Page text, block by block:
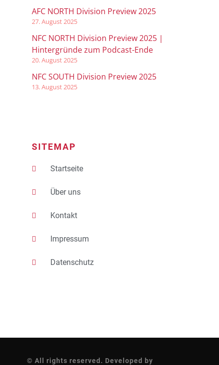
AFC NORTH Division Preview 2025
27. August 2025
NFC NORTH Division Preview 2025 |
Hintergründe zum Podcast-Ende
20. August 2025
NFC SOUTH Division Preview 2025
13. August 2025
SITEMAP
Startseite
Über uns
Kontakt
Impressum
Datenschutz
© All rights reserved. Developed by